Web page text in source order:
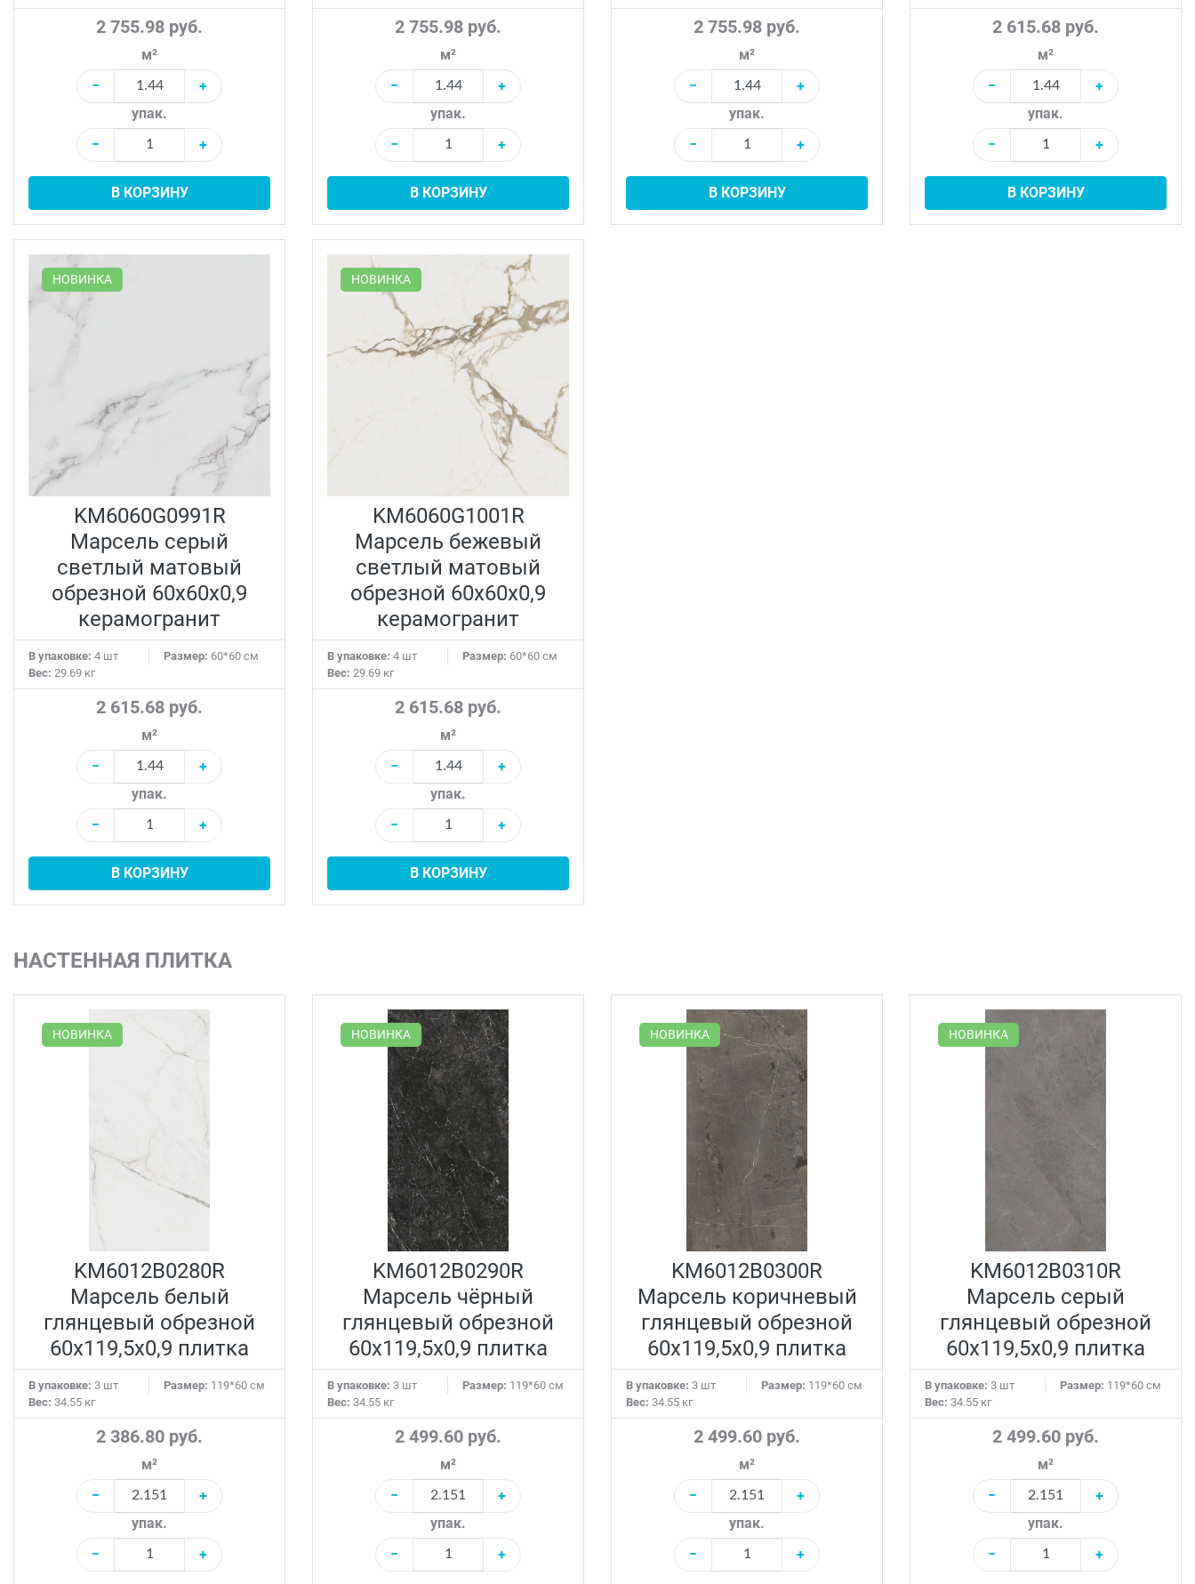
2 755.98 руб.
м²
−
+
упак.
−
+
В КОРЗИНУ
2 755.98 руб.
м²
−
+
упак.
−
+
В КОРЗИНУ
2 755.98 руб.
м²
−
+
упак.
−
+
В КОРЗИНУ
2 615.68 руб.
м²
−
+
упак.
−
+
В КОРЗИНУ
НОВИНКА
KM6060G0991R
Марсель серый
светлый матовый
обрезной 60x60x0,9
керамогранит
В упаковке: 4 шт Размер: 60*60 см
Вес: 29.69 кг
2 615.68 руб.
м²
−
+
упак.
−
+
В КОРЗИНУ
НОВИНКА
KM6060G1001R
Марсель бежевый
светлый матовый
обрезной 60x60x0,9
керамогранит
В упаковке: 4 шт Размер: 60*60 см
Вес: 29.69 кг
2 615.68 руб.
м²
−
+
упак.
−
+
В КОРЗИНУ
НАСТЕННАЯ ПЛИТКА
НОВИНКА
KM6012B0280R
Марсель белый
глянцевый обрезной
60x119,5x0,9 плитка
В упаковке: 3 шт Размер: 119*60 см
Вес: 34.55 кг
2 386.80 руб.
м²
−
+
упак.
−
+
НОВИНКА
KM6012B0290R
Марсель чёрный
глянцевый обрезной
60x119,5x0,9 плитка
В упаковке: 3 шт Размер: 119*60 см
Вес: 34.55 кг
2 499.60 руб.
м²
−
+
упак.
−
+
НОВИНКА
KM6012B0300R
Марсель коричневый
глянцевый обрезной
60x119,5x0,9 плитка
В упаковке: 3 шт Размер: 119*60 см
Вес: 34.55 кг
2 499.60 руб.
м²
−
+
упак.
−
+
НОВИНКА
KM6012B0310R
Марсель серый
глянцевый обрезной
60x119,5x0,9 плитка
В упаковке: 3 шт Размер: 119*60 см
Вес: 34.55 кг
2 499.60 руб.
м²
−
+
упак.
−
+